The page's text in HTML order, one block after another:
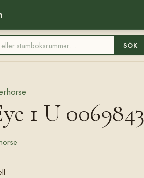
SÖK
1 U 0069843